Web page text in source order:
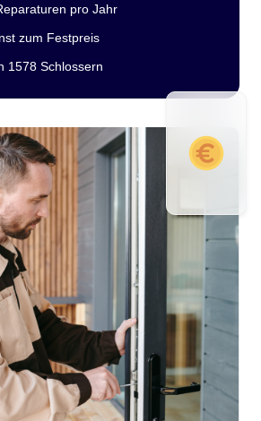
pro Jahr
zum Festpreis
1578 Schlossern